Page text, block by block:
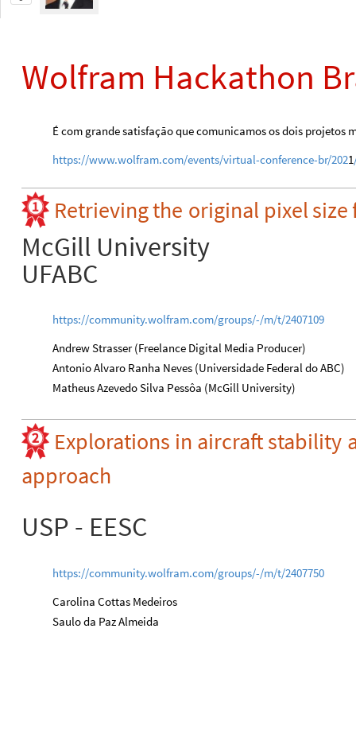
Wolfram Hackathon
É com grande satisfação que comunicamos os dois projetos
https://www.wolfram.com/events/virtual-conference-br/2021
Retrievingthe original pixelsize
McGill University
UFABC
https://community.wolfram.com/groups/-/m/t/2407109
Andrew Strasser (Freelance Digital Media Producer)
​Antonio Alvaro Ranha Neves (Universidade Federal do ABC)
​Matheus Azevedo Silva Pessôa (McGill University)
Explorations in aircraftstability
approach
USP - EESC
https://community.wolfram.com/groups/-/m/t/2407750
Carolina Cottas Medeiros​
​Saulo da Paz Almeida